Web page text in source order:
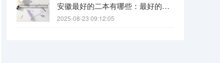
安徽最好的二本有哪些：最好的民办本科，最好的公办二本大学
2025-08-23 09:12:05